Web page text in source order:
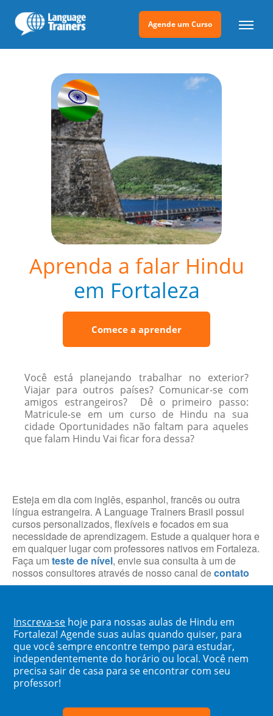
Agende um Curso
Aprenda a falar Hindu
em Fortaleza
Comece a aprender
Você está planejando trabalhar no exterior?
Viajar para outros países? Comunicar-se com
amigos estrangeiros? Dê o primeiro passo:
Matricule-se em um curso de Hindu na sua
cidade Oportunidades não faltam para aqueles
que falam Hindu Vai ficar fora dessa?
Esteja em dia com inglês, espanhol, francês ou outra
língua estrangeira. A Language Trainers Brasil possui
cursos personalizados, flexíveis e focados em sua
necessidade de aprendizagem. Estude a qualquer hora e
em qualquer lugar com professores nativos em Fortaleza.
Faça um teste de nível, envie sua consulta à um de
nossos consultores através de nosso canal decontato
Inscreva-se hoje para nossas aulas de Hindu em
Fortaleza! Agende suas aulas quando quiser, para
que você sempre encontre tempo para estudar,
independentemente do horário ou local. Você nem
precisa sair de casa para se encontrar com seu
professor!